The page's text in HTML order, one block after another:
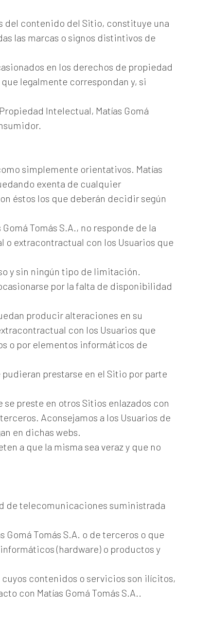
contenido del Sitio, constituye una
las marcas o signos distintivos de
en los derechos de propiedad
legalmente correspondan y, si
Intelectual, Matías Gomá
simplemente orientativos. Matías
exenta de cualquier
éstos los que deberán decidir según
Tomás S.A., no responde de la
extracontractual con los Usuarios que
y sin ningún tipo de limitación.
por la falta de disponibilidad
producir alteraciones en su
con los Usuarios que
o por elementos informáticos de
prestarse en el Sitio por parte
preste en otros Sitios enlazados con
Aconsejamos a los Usuarios de
en dichas webs.
a que la misma sea veraz y que no
de telecomunicaciones suministrada
Tomás S.A. o de terceros o que
(hardware) o productos y
contenidos o servicios son ilícitos,
con Matías Gomá Tomás S.A..